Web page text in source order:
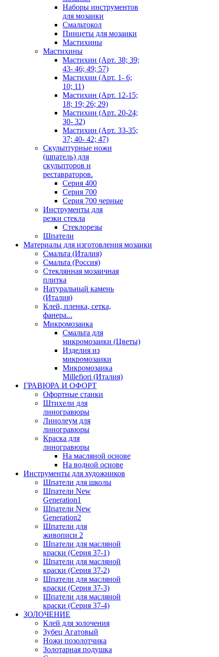
Наборы инструментов
для мозаики
Смальтокол
Пинцеты для мозаики
Мастихины
Мастихины
Мастихин (Арт. 38; 39;
43- 46; 49; 57)
Мастихин (Арт. 1- 6;
10; 11)
Мастихин (Арт. 12-15;
18; 19; 26; 29)
Мастихин (Арт. 20-24;
30- 32)
Мастихин (Арт. 33-35;
37; 40- 42; 47)
Скульптурные ножи
(шпатель) для
скульпторов и
реставраторов.
Серия 400
Серия 700
Серия 700 черные
Инструменты для
резки стекла
Стеклорезы
Шпатели
Материалы для изготовления мозаики
Смальта (Италия)
Смальта (Россия)
Стеклянная мозаичная
плитка
Натуральный камень
(Италия)
Клей, пленка, сетка,
фанера...
Микромозаика
Смальта для
микромозаики (Цветы)
Изделия из
микромозаики
Микромозаика
Millefiori (Италия)
ГРАВЮРА И ОФОРТ
Офортные станки
Штихели для
линогравюры
Линолеум для
линогравюры
Краска для
линогравюры
На масляной основе
На водной основе
Инструменты для художников
Шпатели для школы
Шпатели New
Generation1
Шпатели New
Generation2
Шпатели для
живописи 2
Шпатели для масляной
краски (Серия 37-1)
Шпатели для масляной
краски (Серия 37-2)
Шпатели для масляной
краски (Серия 37-3)
Шпатели для масляной
краски (Серия 37-4)
ЗОЛОЧЕНИЕ
Клей для золочения
Зубец Агатовый
Ножи позолотчика
Золотарная подушка